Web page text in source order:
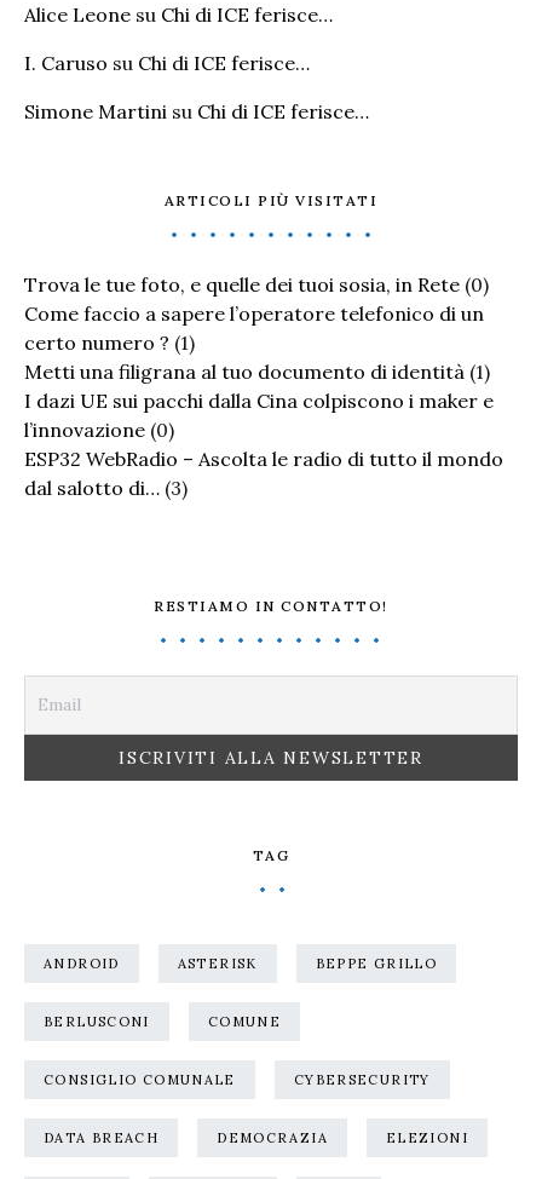
Alice Leone su Chi di ICE ferisce…
I. Caruso su Chi di ICE ferisce…
Simone Martini su Chi di ICE ferisce…
ARTICOLI PIÙ VISITATI
Trova le tue foto, e quelle dei tuoi sosia, in Rete (0)
Come faccio a sapere l’operatore telefonico di un
certo numero ? (1)
Metti una filigrana al tuo documento di identità (1)
I dazi UE sui pacchi dalla Cina colpiscono i maker e
l’innovazione (0)
ESP32 WebRadio – Ascolta le radio di tutto il mondo
dal salotto di… (3)
RESTIAMO IN CONTATTO!
TAG
ANDROID ASTERISK BEPPE GRILLO
BERLUSCONI COMUNE
CONSIGLIO COMUNALE CYBERSECURITY
DATA BREACH DEMOCRAZIA ELEZIONI